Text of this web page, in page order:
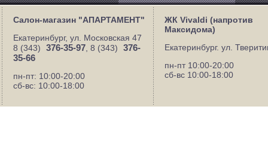
Салон-магазин "АПАРТАМЕНТ"
Екатеринбург, ул. Московская 47
8 (343)
376-35-97 , 8 (343)
376-
35-66
пн-пт: 10:00-20:00
сб-вс: 10:00-18:00
ЖК Vivaldi (напротив
Максидома)
Екатеринбург. ул.
пн-пт 10:00-20:00
сб-вс 10:00-18:00